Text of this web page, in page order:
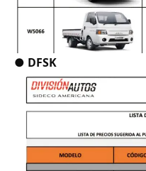
● DFSK